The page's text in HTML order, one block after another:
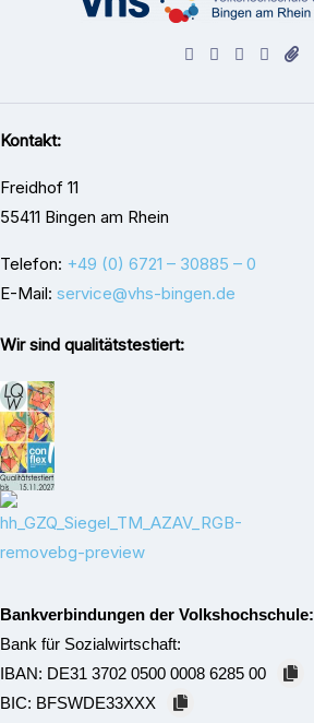
Kontakt:
Freidhof 11
55411 Bingen am Rhein
Telefon: +49 (0) 6721 – 30885 – 0
E-Mail: service@vhs-bingen.de
Wir sind qualitätstestiert:
Bankverbindungen der Volkshochschule:
Bank für Sozialwirtschaft:
IBAN: DE31 3702 0500 0008 6285 00
BIC: BFSWDE33XXX